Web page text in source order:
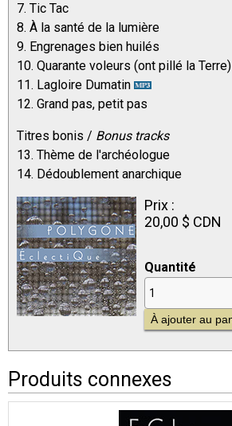
7. Tic Tac
8. À la santé de la lumière
9. Engrenages bien huilés
10. Quarante voleurs (ont pillé la Terre)
11. Lagloire Dumatin
12. Grand pas, petit pas
Titres bonis / Bonus tracks
13. Thème de l'archéologue
14. Dédoublement anarchique
Prix :
20,00 $ CDN
Quantité
Produits connexes